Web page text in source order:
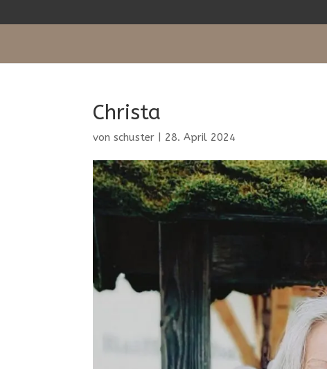
Christa
vonschuster 28. April 2024